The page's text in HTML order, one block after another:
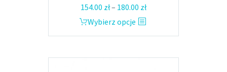
154.00 zł– 180.00 złZakres
do
Wybierz opcje
Ten
produkt
wiele